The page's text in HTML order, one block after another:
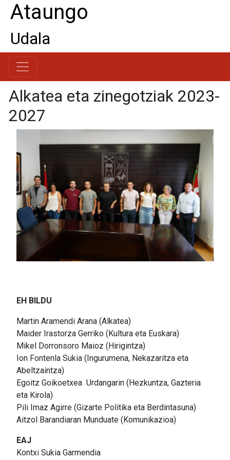
Ataungo
Udala
Alkatea eta zinegotziak 2023-
2027
EH BILDU
Martin Aramendi Arana (Alkatea)
Maider Irastorza Gerriko (Kultura eta Euskara)
Mikel Dorronsoro Maioz (Hirigintza)
Ion Fontenla Sukia (Ingurumena, Nekazaritza eta
Abeltzaintza)
Egoitz Goikoetxea Urdangarin (Hezkuntza, Gazteria
eta Kirola)
Pili Imaz Agirre (Gizarte Politika eta Berdintasuna)
Aitzol Barandiaran Munduate (Komunikazioa)
EAJ
Kontxi Sukia Garmendia